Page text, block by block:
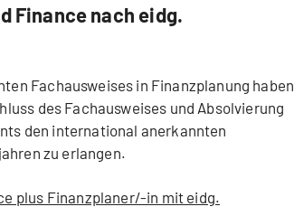
Finance nach eidg.
Fachausweises in Finanzplanung haben
des Fachausweises und Absolvierung
den international anerkannten
zu erlangen.
plus Finanzplaner/-in mit eidg.